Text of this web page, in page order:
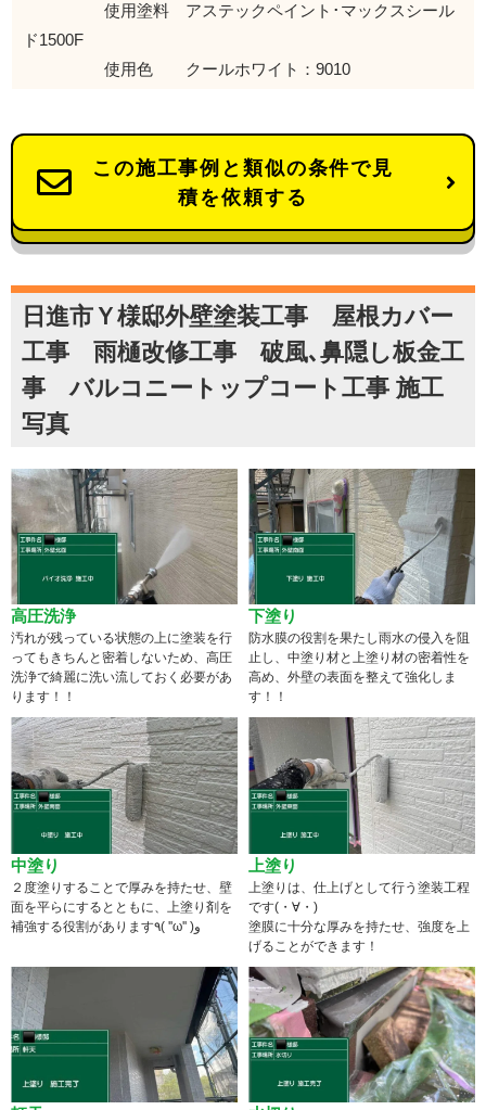
使用塗料 アステックペイント･マックスシール
ド1500F
使用色 クールホワイト：9010
この施工事例と類似の条件で見
積を依頼する
日進市Ｙ様邸外壁塗装工事 屋根カバー
工事 雨樋改修工事 破風､鼻隠し板金工
事 バルコニートップコート工事 施工
写真
高圧洗浄
汚れが残っている状態の上に塗装を行
ってもきちんと密着しないため、高圧
洗浄で綺麗に洗い流しておく必要があ
ります！！
下塗り
防水膜の役割を果たし雨水の侵入を阻
止し、中塗り材と上塗り材の密着性を
高め、外壁の表面を整えて強化しま
す！！
中塗り
２度塗りすることで厚みを持たせ、壁
面を平らにするとともに、上塗り剤を
補強する役割があります٩( ''ω'' )و
上塗り
上塗りは、仕上げとして行う塗装工程
です(・∀・)
塗膜に十分な厚みを持たせ、強度を上
げることができます！